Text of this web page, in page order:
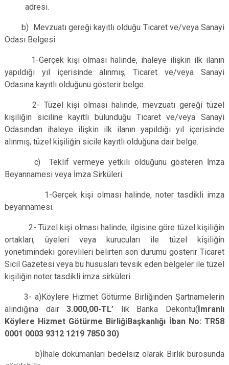
adresi.
b) Mevzuatı gereği kayıtlı olduğu Ticaret ve/veya Sanayi
Odası Belgesi.
1-Gerçek kişi olması halinde, ihaleye ilişkin ilk ilanın
yapıldığı yıl içerisinde alınmış, Ticaret ve/veya Sanayi
Odasına kayıtlı olduğunu gösterir belge.
2- Tüzel kişi olması halinde, mevzuatı gereği tüzel
kişiliğin siciline kayıtlı bulunduğu Ticaret ve/veya Sanayi
Odasından ihaleye ilişkin ilk ilanın yapıldığı yıl içerisinde
alınmış, tüzel kişiliğin sicile kayıtlı olduğuna dair belge.
c) Teklif vermeye yetkili olduğunu gösteren İmza
Beyannamesi veya İmza Sirküleri.
1-Gerçek kişi olması halinde, noter tasdikli imza
beyannamesi.
2- Tüzel kişi olması halinde, ilgisine göre tüzel kişiliğin
ortakları, üyeleri veya kurucuları ile tüzel kişiliğin
yönetimindeki görevlileri belirten son durumu gösterir Ticaret
Sicil Gazetesi veya bu hususları tevsik eden belgeler ile tüzel
kişiliğin noter tasdikli imza sirküleri.
3- a)Köylere Hizmet Götürme Birliğinden Şartnamelerin
alındığına dair3.000,00-TL’ lik Banka Dekontu(İmranlı
Köylere Hizmet Götürme BirliğiBaşkanlığı İban No: TR58
0001 0003 9312 1219 7850 30)
b)İhale dökümanları bedelsiz olarak Birlik bürosunda